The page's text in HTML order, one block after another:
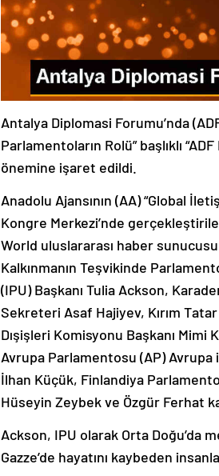
Antalya Diplomasi Forumu’nda
Parlamentoların Rolü” başlıklı
önemine işaret edildi.
Anadolu Ajansının (AA) “Global
Kongre Merkezi’nde
World uluslararası haber
Kalkınmanın Teşvikinde
(IPU) Başkanı Tulia Ackson,
Sekreteri Asaf Hajiyev, Kırım
Dışişleri Komisyonu Başkanı
Avrupa Parlamentosu (AP)
İlhan Küçük, Finlandiya
Hüseyin Zeybek ve Özgür Ferhat
Ackson, IPU olarak Orta Doğu’da
Gazze’de hayatını kaybeden